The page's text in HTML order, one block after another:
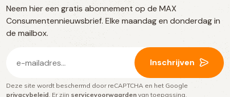
social
media
Neem hier een gratis abonnement op de MAX
Consumentennieuwsbrief. Elke maandag en donderdag in
de mailbox.
mailadres
(Vereist)
Inschrijven
Deze site wordt beschermd door reCAPTCHA en het Google
privacybeleid . Er zijn servicevoorwaarden van toepassing.